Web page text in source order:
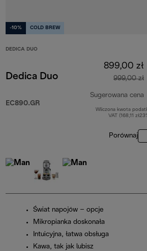
-10% COLD BREW
DEDICA DUO
Dedica Duo
EC890.GR
899,00 zł
999,00 zł
Sugerowana cena
Wliczona kwota
VAT (168,11
Porównaj
Świat napojów – opcje
Mikropianka doskonała
Intuicyjna, łatwa obsługa
Kawa, tak jak lubisz